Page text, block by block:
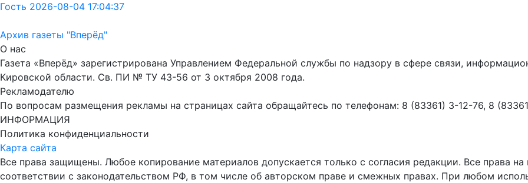
Гость 2026-08-04 17:04:37
Архив газеты "Вперёд"
О нас
Газета «Вперёд» зарегистрирована Управлением Федеральной службы по надзору в сфере связи,
Кировской области. Св. ПИ № ТУ 43-56 от 3 октября 2008 года.
Рекламодателю
По вопросам размещения рекламы на страницах сайта обращайтесь по телефонам: 8 (83361) 3-12-76, 8
ИНФОРМАЦИЯ
Политика конфиденциальности
Карта сайта
Все права защищены. Любое копирование материалов допускается только с согласия редакции. Все права
соответствии с законодательством РФ, в том числе об авторском праве и смежных правах. При любом